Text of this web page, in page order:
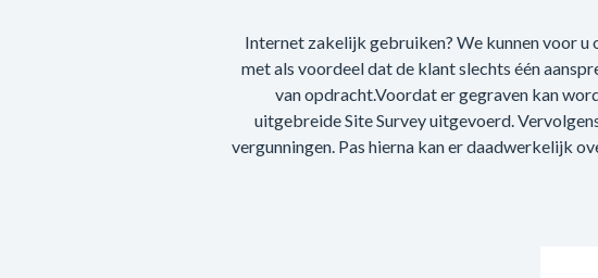
Internet zakelijk gebruiken? We kunnen voor
met als voordeel dat de klant slechts één
van opdracht.Voordat er gegraven kan
uitgebreide Site Survey uitgevoerd.
vergunningen. Pas hierna kan er daadwerkelijk